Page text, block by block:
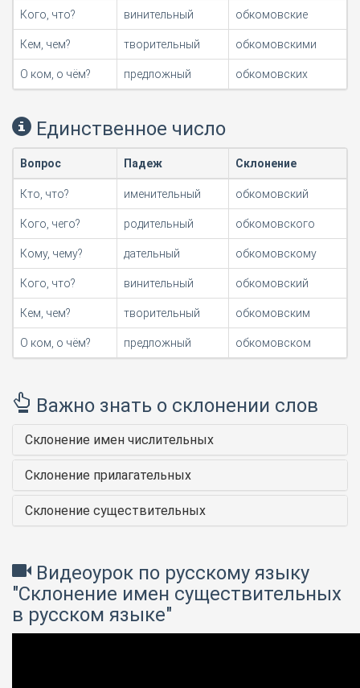
Кого, что? винительный обкомовские
Кем, чем? творительный обкомовскими
О ком, о чём? предложный обкомовских
Единственное число
Вопрос Падеж Склонение
Кто, что? именительный обкомовский
Кого, чего? родительный обкомовского
Кому, чему? дательный обкомовскому
Кого, что? винительный обкомовский
Кем, чем? творительный обкомовским
О ком, о чём? предложный обкомовском
Важно знать о склонении слов
Склонение имен числительных
Склонение прилагательных
Склонение существительных
Видеоурок по русскому языку
"Склонение имен существительных
в русском языке"